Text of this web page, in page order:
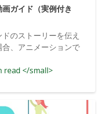
ガイド（実例付き
のストーリーを伝え
、アニメーションで
read </small>